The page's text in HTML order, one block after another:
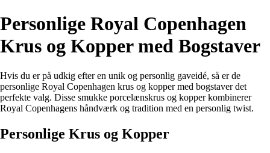
Personlige Royal Copenhagen
Krus og Kopper med Bogstaver
Hvis du er på udkig efter en unik og personlig gaveidé, så er de
personlige Royal Copenhagen krus og kopper med bogstaver det
perfekte valg. Disse smukke porcelænskrus og kopper kombinerer
Royal Copenhagens håndværk og tradition med en personlig twist.
Personlige Krus og Kopper